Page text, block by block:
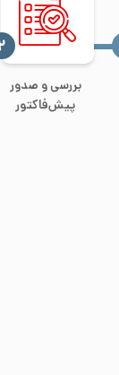
بررسی و صدور
پیش‌فاکتور